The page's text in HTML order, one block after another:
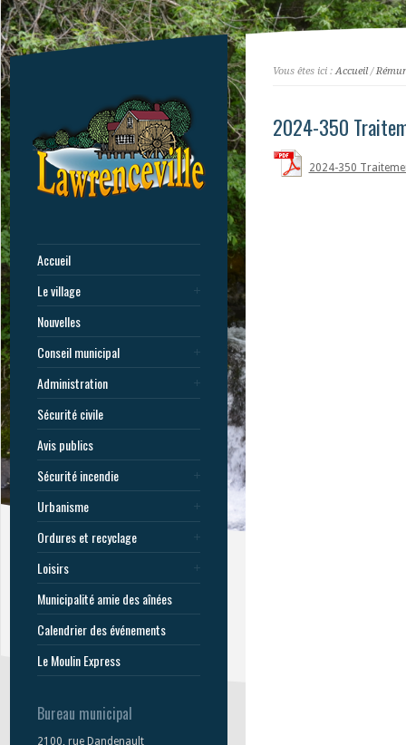
Accueil
Le village
Nouvelles
Conseil municipal
Administration
Sécurité civile
Avis publics
Sécurité incendie
Urbanisme
Ordures et recyclage
Loisirs
Municipalité amie des aînées
Calendrier des événements
Le Moulin Express
Bureau municipal
2100, rue Dandenault
Vous êtes ici :Accueil/
2024-350
2024-350